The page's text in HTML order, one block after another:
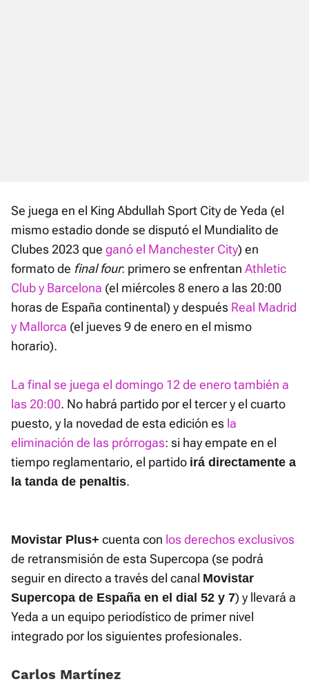
Se juega en el King Abdullah Sport City de Yeda (el
mismo estadio donde se disputó el Mundialito de
Clubes 2023 que ganó el Manchester City) en
formato de final four: primero se enfrentan Athletic
Club y Barcelona (el miércoles 8 enero a las 20:00
horas de España continental) y después Real Madrid
y Mallorca (el jueves 9 de enero en el mismo
horario).
La final se juega el domingo 12 de enero también a
las 20:00. No habrá partido por el tercer y el cuarto
puesto, y la novedad de esta edición es la
eliminación de las prórrogas: si hay empate en el
tiempo reglamentario, el partido irá directamente a
la tanda de penaltis.
Movistar Plus+ cuenta con los derechos exclusivos
de retransmisión de esta Supercopa (se podrá
seguir en directo a través del canal Movistar
Supercopa de España en el dial 52 y 7) y llevará a
Yeda a un equipo periodístico de primer nivel
integrado por los siguientes profesionales.
Carlos Martínez